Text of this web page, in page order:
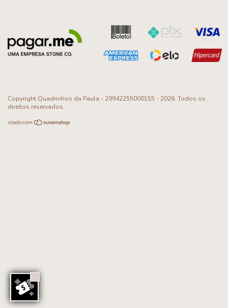
Copyright Quadrinhos da Paula - 29942255000155 - 2026. Todos os
direitos reservados.